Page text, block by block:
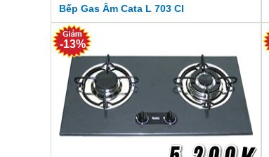
Bếp Gas Âm Cata L 703 CI
-13%